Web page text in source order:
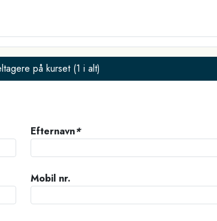
på kurset (1 i alt)
Efternavn*
Mobil nr.